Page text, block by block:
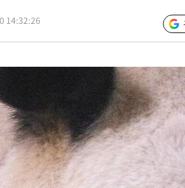
회 "실망과 걱정 안겨드려 죄송"
최대 150㎜ 비
…美 배상 선행돼야"
경선…박선원·최민희·서미화·한
누적 득표율 45.42%로 1위… 정청
원투표…金 47.75%·鄭 42.08%·
호 7번 의미보단 팀 위해 뛸 것"
리당원 투표 김민석 승리
당 30㎜ '강한 비'[내일날씨]
14:32:26